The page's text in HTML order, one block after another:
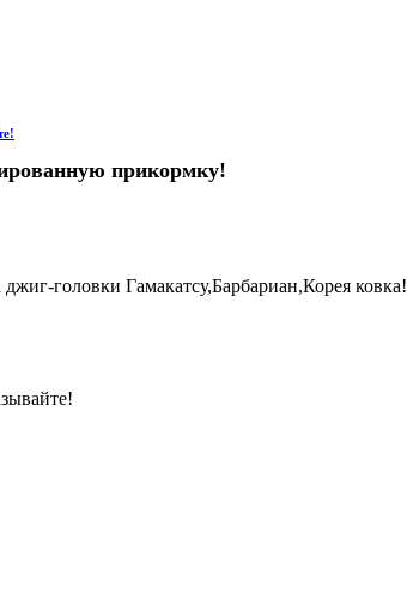
прикормку!
головки Гамакатсу,Барбариан,Корея ковка!